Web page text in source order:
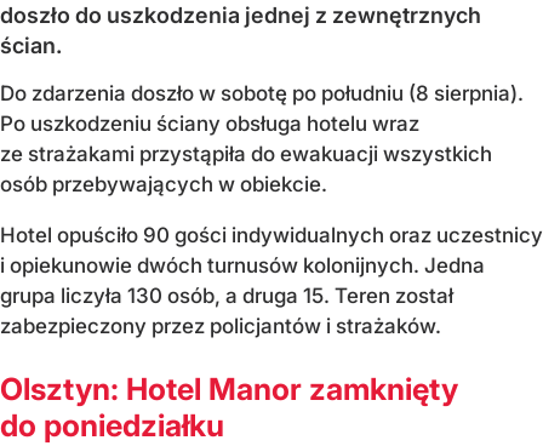
doszło do uszkodzenia jednej z zewnętrznych
ścian.
Do zdarzenia doszło w sobotę po południu (8 sierpnia).
Po uszkodzeniu ściany obsługa hotelu wraz
ze strażakami przystąpiła do ewakuacji wszystkich
osób przebywających w obiekcie.
Hotel opuściło 90 gości indywidualnych oraz uczestnicy
i opiekunowie dwóch turnusów kolonijnych. Jedna
grupa liczyła 130 osób, a druga 15. Teren został
zabezpieczony przez policjantów i strażaków.
Olsztyn: Hotel Manor zamknięty
do poniedziałku